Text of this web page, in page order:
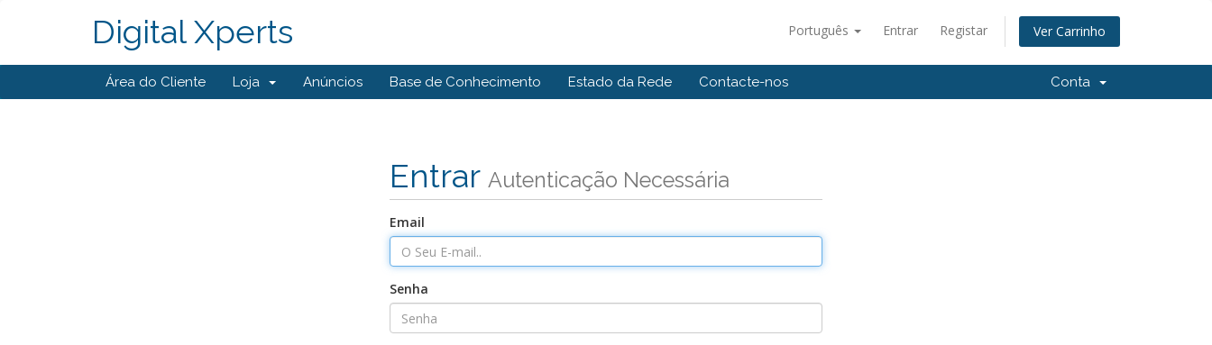
Português Entrar Registar Ver Carrinho
Digital Xperts
Área do Cliente Loja Anúncios Base de Conhecimento Estado da Rede Contacte-nos Conta
Entrar Autenticação Necessária
Email
Senha